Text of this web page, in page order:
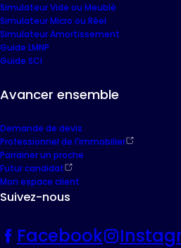
Simulateur Vide ou Meublé
Simulateur Micro ou Réel
Simulateur Amortissement
Guide LMNP
Guide SCI
Avancer ensemble
Demande de devis
Professionnel de l'immobilier
Parrainer un proche
Futur candidat
Mon espace client
Suivez-nous
Facebook